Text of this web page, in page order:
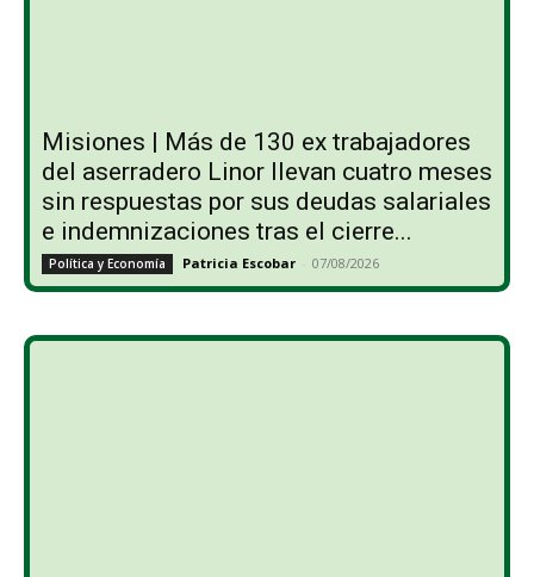
Misiones | Más de 130 ex trabajadores
del aserradero Linor llevan cuatro meses
sin respuestas por sus deudas salariales
e indemnizaciones tras el cierre...
Política y Economía Patricia Escobar - 07/08/2026